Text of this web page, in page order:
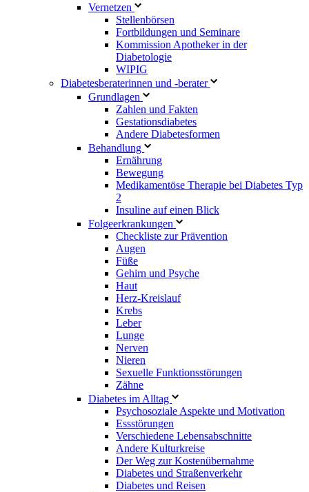
Vernetzen
Stellenbörsen
Fortbildungen und Seminare
Kommission Apotheker in der
Diabetologie
WIPIG
Diabetesberaterinnen und -berater
Grundlagen
Zahlen und Fakten
Gestationsdiabetes
Andere Diabetesformen
Behandlung
Ernährung
Bewegung
Medikamentöse Therapie bei Diabetes Typ
2
Insuline auf einen Blick
Folgeerkrankungen
Checkliste zur Prävention
Augen
Füße
Gehirn und Psyche
Haut
Herz-Kreislauf
Krebs
Leber
Lunge
Nerven
Nieren
Sexuelle Funktionsstörungen
Zähne
Diabetes im Alltag
Psychosoziale Aspekte und Motivation
Essstörungen
Verschiedene Lebensabschnitte
Andere Kulturkreise
Der Weg zur Kostenübernahme
Diabetes und Straßenverkehr
Diabetes und Reisen